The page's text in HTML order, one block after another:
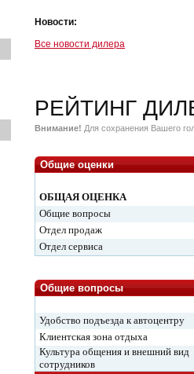
Новости:
Все новости дилера
РЕЙТИНГ
Внимание! Для сохранения Вашего
Общие оценки
ОБЩАЯ ОЦЕНКА
Общие вопросы
Отдел продаж
Отдел сервиса
Общие вопросы
Удобство подъезда к автоцентру
Клиентская зона отдыха
Культура общения и внешний вид
сотрудников